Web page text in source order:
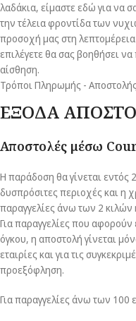
λαδάκια, είμαστε εδώ για να
την τέλεια φροντίδα των
προσοχή μας στη
επιλέγετε θα σας βοηθήσει
αίσθηση.
Τρόποι Πληρωμής - Αποστολής
ΕΞΟΔΑ
Αποστολές μέσω
Η παράδοση θα γίνεται εντός
δυσπρόσιτες περιοχές και η
παραγγελίες άνω των 2 κιλών
Για παραγγελίες που
όγκου, η αποστολή γίνεται
εταιρίες και για τις
προεξόφληση.
Για παραγγελίες άνω των 100